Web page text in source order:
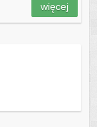
więcej